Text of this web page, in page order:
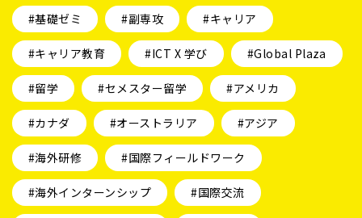
#基礎ゼミ #副専攻 #キャリア
#キャリア教育 #ICT X 学び #Global Plaza
#留学 #セメスター留学 #アメリカ
#カナダ #オーストラリア #アジア
#海外研修 #国際フィールドワーク
#海外インターンシップ #国際交流